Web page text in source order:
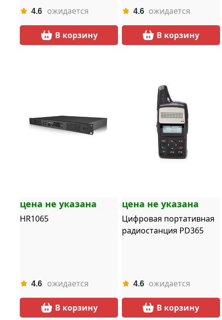
4.6 ожидается
В корзину
4.6 ожидается
В корзину
цена не указана
HR1065
4.6 ожидается
В корзину
цена не указана
Цифровая портативная
радиостанция PD365
4.6 ожидается
В корзину